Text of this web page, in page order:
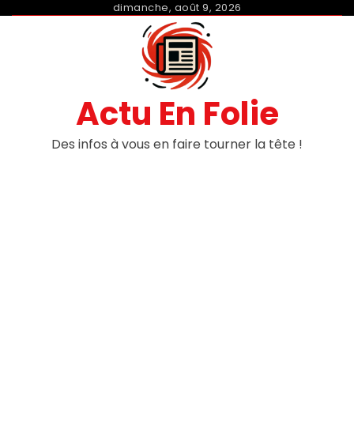
dimanche, août 9, 2026
Actu En Folie
Des infos à vous en faire tourner la tête !